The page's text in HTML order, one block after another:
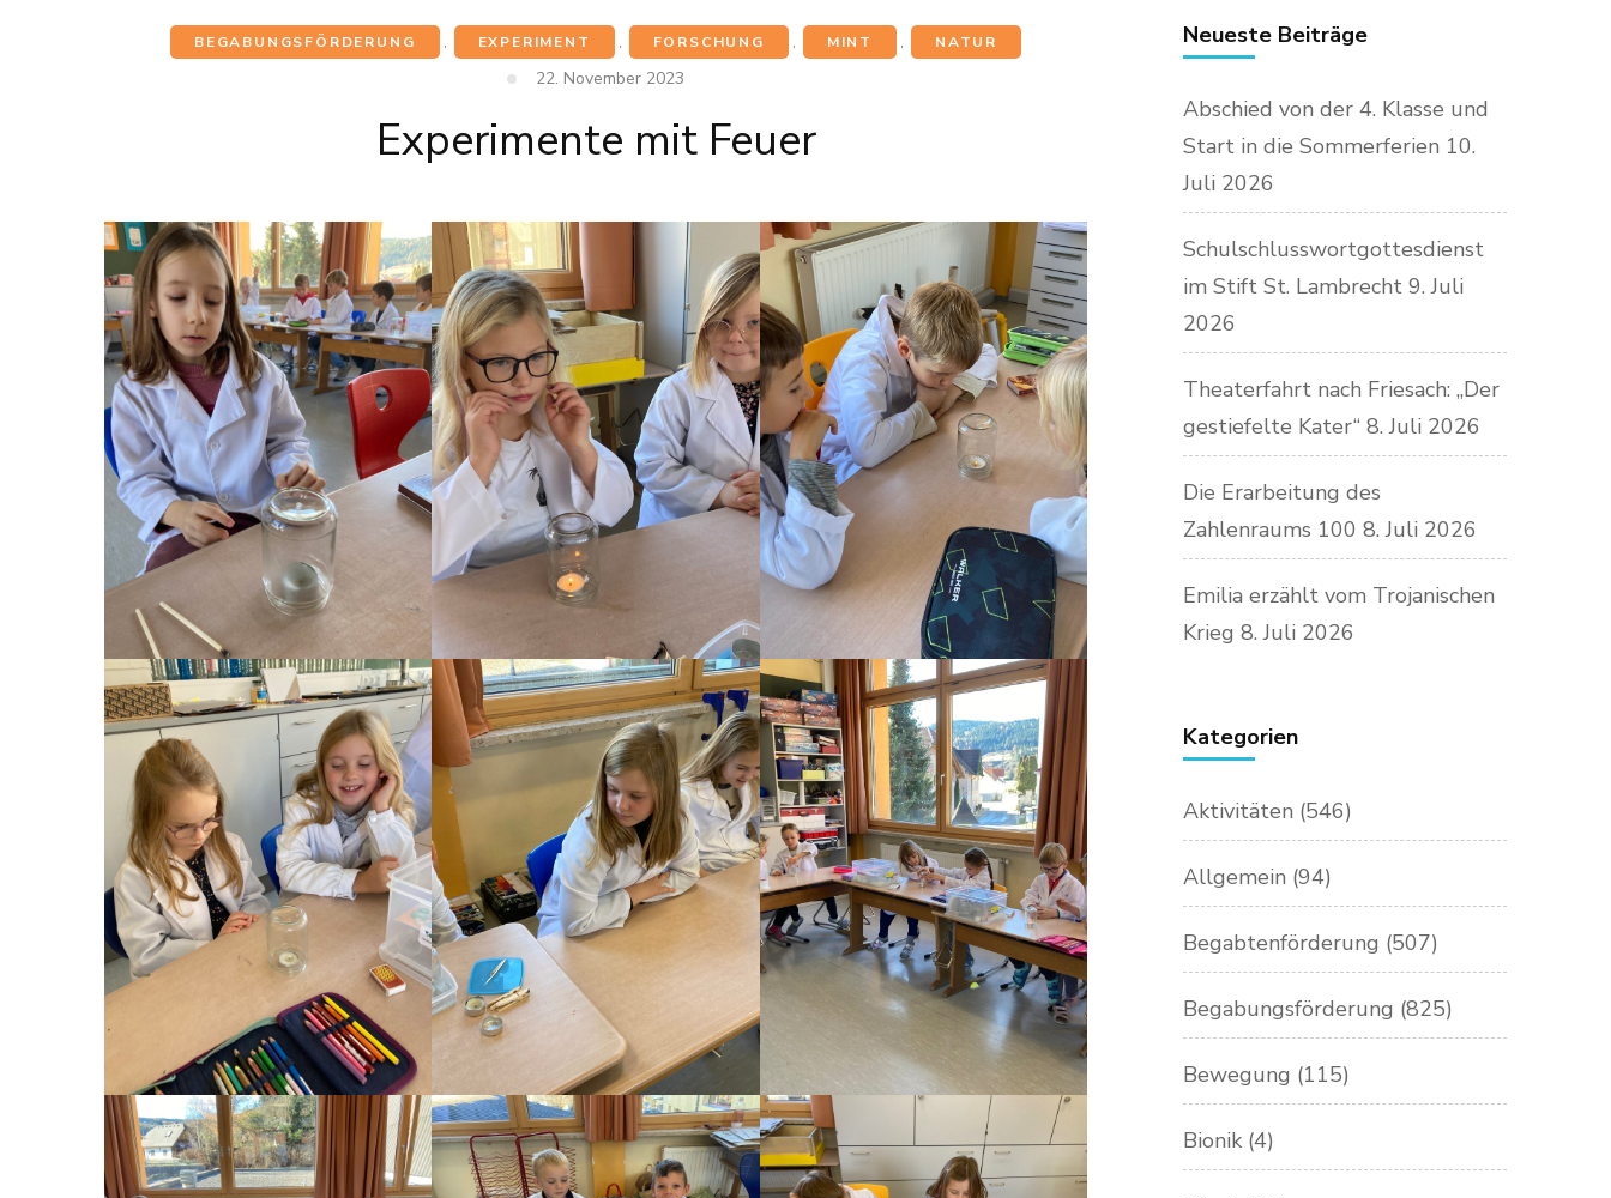
BEGABUNGSFÖRDERUNG , EXPERIMENT , FORSCHUNG , MINT , NATUR
22. November 2023
Experimente mit Feuer
Neueste Beiträge
Abschied von der 4. Klasse und
Start in die Sommerferien 10.
Juli 2026
Schulschlusswortgottesdienst
im Stift St. Lambrecht 9. Juli
2026
Theaterfahrt nach Friesach: „Der
gestiefelte Kater“ 8. Juli 2026
Die Erarbeitung des
Zahlenraums 100 8. Juli 2026
Emilia erzählt vom Trojanischen
Krieg 8. Juli 2026
Kategorien
Aktivitäten (546)
Allgemein (94)
Begabtenförderung (507)
Begabungsförderung (825)
Bewegung (115)
Bionik (4)